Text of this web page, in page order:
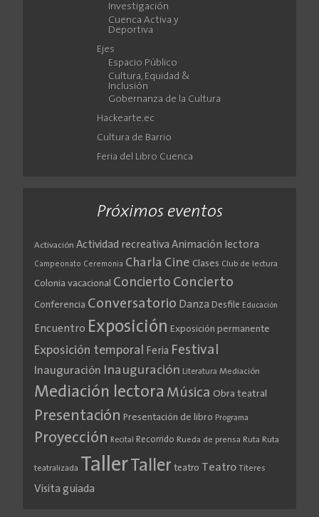
Investigación
Cuenca Activa y
Deportiva
Ejes
Espacio Público
Cultura, Equidad &
Inclusión
Gobernanza de la Cultura
Hackearte.ec
Cultura de Barrio
Feria del Libro Cuenca
Próximos eventos
Activación Actividad recreativa Animación lectora
Campeonato Ceremonia Charla Cine Clases Club de lectura
Colonia vacacional Concierto Concierto
Conferencia Conversatorio Danza Desfile Educación
Encuentro Exposición Exposición permanente
Exposición temporal Feria Festival
Inauguración Inauguración Literatura Mediación
Mediación lectora Música Obra teatral
Presentación Presentación de libro Programa
Proyección Recital Recorrido Rueda de prensa Ruta Ruta
teatralizada Taller Taller teatro Teatro Títeres
Visita guiada